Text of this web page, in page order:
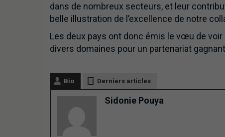
dans de nombreux secteurs, et leur
belle illustration de l’excellence de notre
Les deux pays ont donc émis le vœu de
divers domaines pour un partenariat
Bio Derniers articles
Sidonie Pouya